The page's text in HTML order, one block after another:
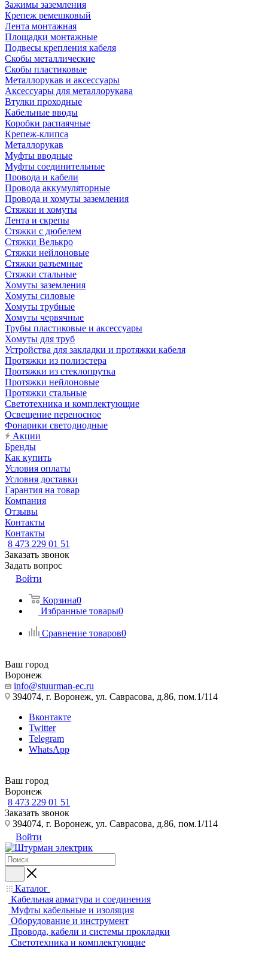
Зажимы заземления
Крепеж ремешковый
Лента монтажная
Площадки монтажные
Подвесы крепления кабеля
Скобы металлические
Скобы пластиковые
Металлорукав и аксессуары
Аксессуары для металлорукава
Втулки проходные
Кабельные вводы
Коробки распаячные
Крепеж-клипса
Металлорукав
Муфты вводные
Муфты соединительные
Провода и кабели
Провода аккумуляторные
Провода и хомуты заземления
Стяжки и хомуты
Лента и скрепы
Стяжки c дюбелем
Стяжки Велькро
Стяжки нейлоновые
Стяжки разъемные
Стяжки стальные
Хомуты заземления
Хомуты силовые
Хомуты трубные
Хомуты червячные
Трубы пластиковые и аксессуары
Хомуты для труб
Устройства для закладки и протяжки кабеля
Протяжки из полиэстера
Протяжки из стеклопрутка
Протяжки нейлоновые
Протяжки стальные
Светотехника и комплектующие
Освещение переносное
Фонарики светодиодные
Акции
Бренды
Как купить
Условия оплаты
Условия доставки
Гарантия на товар
Компания
Отзывы
Контакты
Контакты
8 473 229 01 51
Заказать звонок
Задать вопрос
Войти
Корзина0
Избранные товары0
Сравнение товаров0
Ваш город
Воронеж
info@stuurman-ec.ru
394074, г. Воронеж, ул. Саврасова, д.86, пом.1/114
Вконтакте
Twitter
Telegram
WhatsApp
Ваш город
Воронеж
8 473 229 01 51
Заказать звонок
394074, г. Воронеж, ул. Саврасова, д.86, пом.1/114
Войти
Каталог
Кабельная арматура и соединения
Муфты кабельные и изоляция
Оборудование и инструмент
Провода, кабели и системы прокладки
Светотехника и комплектующие